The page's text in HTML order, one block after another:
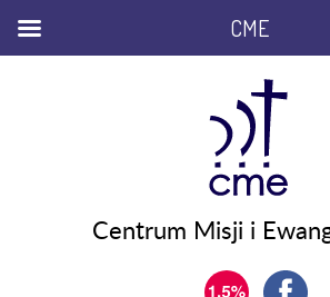
Centrum Misji i
CME